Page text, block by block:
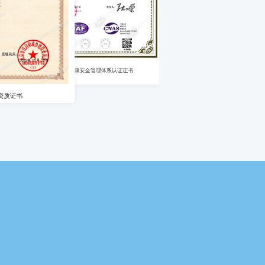
理体系认证证书
环境管理体系认证证书
质量管理体系认证证书